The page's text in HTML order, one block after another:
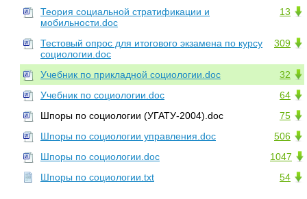
13
Теория социальной стратификации и
мобильности.doc
309
Тестовый опрос для итогового экзамена по курсу
социологии.doc
32
Учебник по прикладной социологии.doc
64
Учебник по социологии.doc
75
Шпоры по социологии (УГАТУ-2004).doc
506
Шпоры по социологии управления.doc
1047
Шпоры по социологии.doc
54
Шпоры по социологии.txt